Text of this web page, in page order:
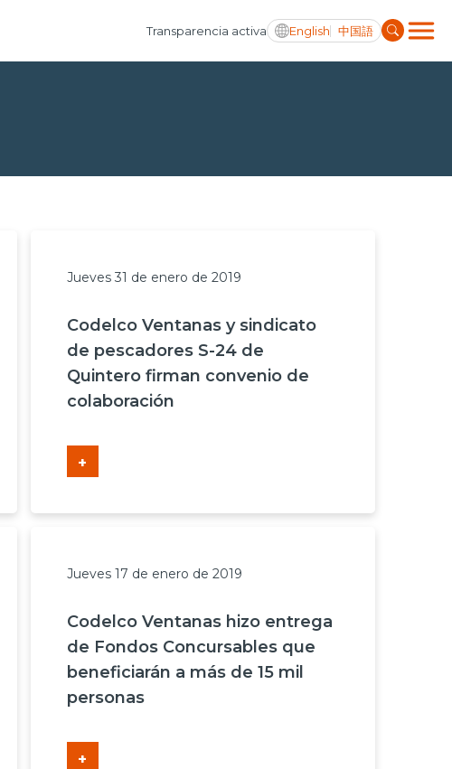
Transparencia activa English 中国語
Jueves 31 de enero de 2019
Codelco Ventanas y sindicato
de pescadores S-24 de
Quintero firman convenio de
colaboración
+
Jueves 17 de enero de 2019
Codelco Ventanas hizo entrega
de Fondos Concursables que
beneficiarán a más de 15 mil
personas
+